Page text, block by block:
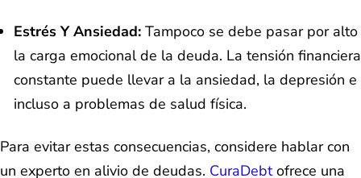
Estrés Y Ansiedad: Tampoco se debe pasar por alto
la carga emocional de la deuda. La tensión financiera
constante puede llevar a la ansiedad, la depresión e
incluso a problemas de salud física.
Para evitar estas consecuencias, considere hablar con
un experto en alivio de deudas. CuraDebtofrece una